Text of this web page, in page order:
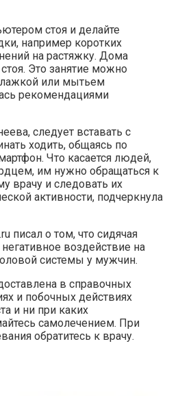
стоя и делайте
например коротких
на растяжку. Дома
Это занятие можно
или мытьем
рекомендациями
следует вставать с
ходить, общаясь по
Что касается людей,
им нужно обращаться к
врачу и следовать их
активности, подчеркнула
писал о том, что сидячая
воздействие на
системы у мужчин.
в справочных
и побочных действиях
и ни при каких
самолечением. При
обратитесь к врачу.